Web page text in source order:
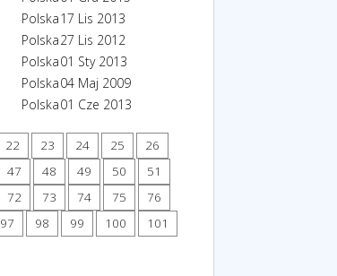
Polska17 Lis 2013
Polska27 Lis 2012
Polska01 Sty 2013
Polska04 Maj 2009
Polska01 Cze 2013
22 23 24 25
26
47 48 49 50
51
72 73 74 75
76
97 98 99 100
101